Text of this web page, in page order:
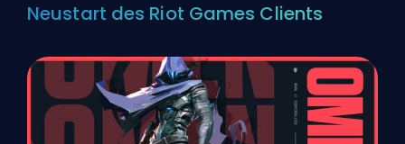
Neustart des Riot Games Clients